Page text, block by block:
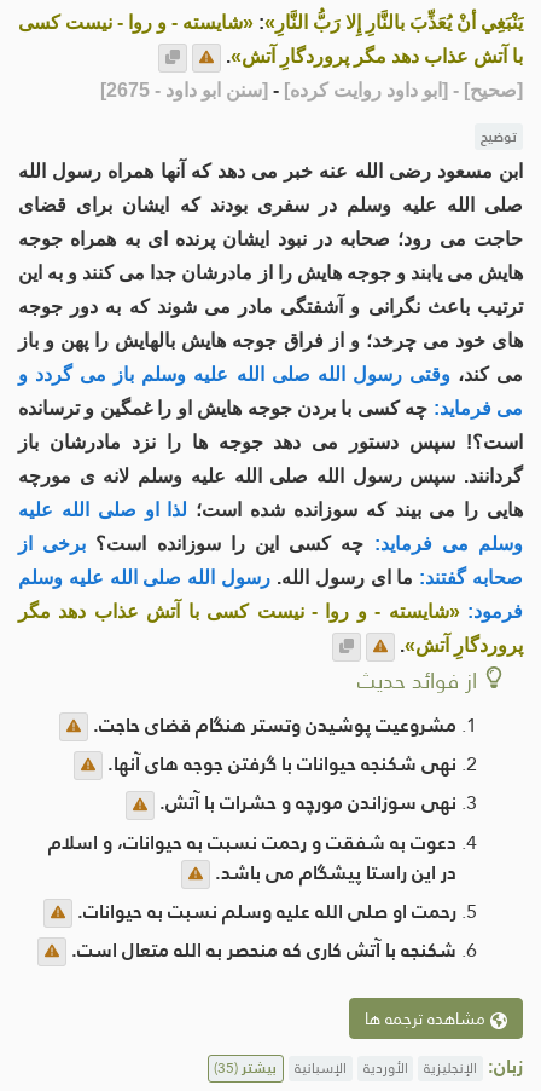
يَنْبَغِي أنْ يُعَذِّبَ بالنَّارِ إِلا رَبُّ النَّارِ»: «شايسته - و روا - نيست کسی
با آتش عذاب دهد مگر پروردگارِ آتش».
[صحیح] - [ابو داود روایت کرده] - [سنن ابو داود - 2675]
توضیح
ابن مسعود رضی الله عنه خبر می دهد که آنها همراه رسول الله
صلی الله علیه وسلم در سفری بودند که ایشان برای قضای
حاجت می رود؛ صحابه در نبود ایشان پرنده ای به همراه جوجه
هایش می یابند و جوجه هایش را از مادرشان جدا می کنند و به این
ترتیب باعث نگرانی و آشفتگی مادر می شوند که به دور جوجه
های خود می چرخد؛ و از فراق جوجه هایش بالهایش را پهن و باز
می کند، وقتی رسول الله صلی الله علیه وسلم باز می گردد و
می فرماید: چه کسی با بردن جوجه هایش او را غمگین و ترسانده
است؟! سپس دستور می دهد جوجه ها را نزد مادرشان باز
گردانند. سپس رسول الله صلی الله علیه وسلم لانه ی مورچه
هایی را می بیند که سوزانده شده است؛ لذا او صلی الله علیه
وسلم می فرماید: چه کسی این را سوزانده است؟ برخی از
صحابه گفتند: ما ای رسول الله. رسول الله صلی الله علیه وسلم
فرمود: «شايسته - و روا - نيست کسی با آتش عذاب دهد مگر
پروردگارِ آتش».
از فوائد حدیث
مشروعیت پوشيدن وتستر هنگام قضای حاجت.
نهی شکنجه حیوانات با گرفتن جوجه های آنها.
نهی سوزاندن مورچه و حشرات با آتش.
دعوت به شفقت و رحمت نسبت به حیوانات، و اسلام
در این راستا پیشگام می باشد.
رحمت او صلی الله علیه وسلم نسبت به حیوانات.
شکنجه با آتش کاری که منحصر به الله متعال است.
مشاهده ترجمه ها
زبان: الإنجليزية الأوردية الإسبانية بیشتر(35)